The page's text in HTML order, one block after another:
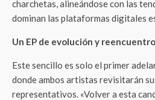
charchetas, alineándose con las
dominan las plataformas digitales
Un EP de evolución y reencuentro
Este sencillo es solo el primer
donde ambos artistas revisitarán
representativos. «Volver a esta